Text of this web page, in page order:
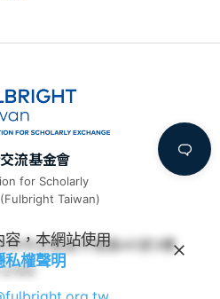
流基金會
for Scholarly
Taiwan)
市中正區延平南路45號3樓
，本網站使用
私權聲明